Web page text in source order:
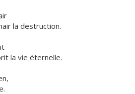
la destruction.
la vie éternelle.